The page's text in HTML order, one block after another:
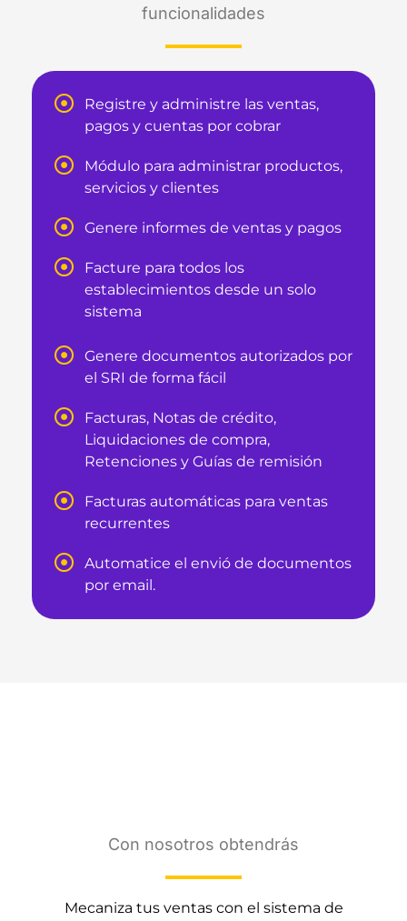
funcionalidades
Registre y administre las ventas,
pagos y cuentas por cobrar
Módulo para administrar productos,
servicios y clientes
Genere informes de ventas y pagos
Facture para todos los
establecimientos desde un solo
sistema
Genere documentos autorizados por
el SRI de forma fácil
Facturas, Notas de crédito,
Liquidaciones de compra,
Retenciones y Guías de remisión
Facturas automáticas para ventas
recurrentes
Automatice el envió de documentos
por email.
Con nosotros obtendrás
Mecaniza tus ventas con el sistema de